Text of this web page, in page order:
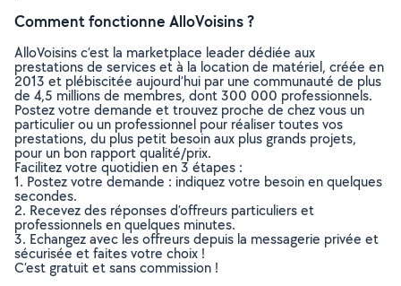
Comment fonctionne AlloVoisins ?
AlloVoisins c’est la marketplace leader dédiée aux
prestations de services et à la location de matériel, créée en
2013 et plébiscitée aujourd’hui par une communauté de plus
de 4,5 millions de membres, dont 300 000 professionnels.
Postez votre demande et trouvez proche de chez vous un
particulier ou un professionnel pour réaliser toutes vos
prestations, du plus petit besoin aux plus grands projets,
pour un bon rapport qualité/prix.
Facilitez votre quotidien en 3 étapes :
1. Postez votre demande : indiquez votre besoin en quelques
secondes.
2. Recevez des réponses d’offreurs particuliers et
professionnels en quelques minutes.
3. Echangez avec les offreurs depuis la messagerie privée et
sécurisée et faites votre choix !
C’est gratuit et sans commission !